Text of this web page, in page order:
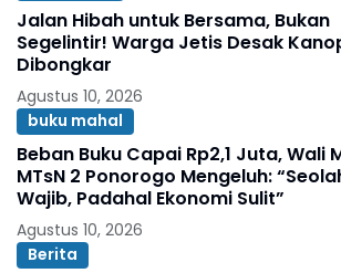
Jalan Hibah untuk Bersama, Bukan
Segelintir! Warga Jetis Desak
Dibongkar
Agustus 10, 2026
buku mahal
Beban Buku Capai Rp2,1 Juta, Wali
MTsN 2 Ponorogo Mengeluh:
Wajib, Padahal Ekonomi Sulit”
Agustus 10, 2026
Berita